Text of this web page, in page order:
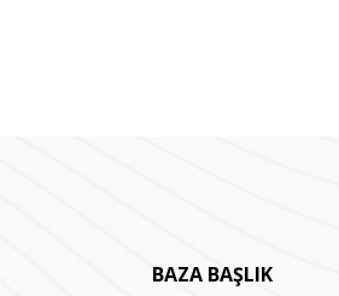
BAZA BAŞLIK